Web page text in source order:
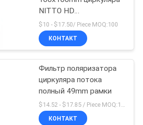
NITTO HD
поляризовывая
$10 - $17.50/ Piece MOQ:100
КОНТАКТ
Фильтр поляризатора
циркуляра потока
полный 49mm рамки
КОНТАКТ